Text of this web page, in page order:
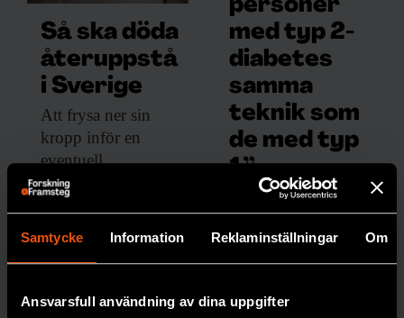
Samtycke Information Reklaminställningar Om
Ansvarsfull användning av dina uppgifter
Så ska döda
återuppstå
i Sverige
Att frysa ner sin
kropp inför en
eventuell
återuppståndelse
miljoner kronor. Nu
planeras ett lager för
i norra Sverige.
personer
med typ 2-
diabetes
samma
teknik som
de med typ
1”
Att de
inte
erbjuds
löpand